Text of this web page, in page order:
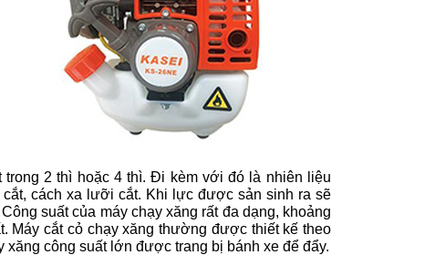
2 thì hoặc 4 thì. Đi kèm với đó là nhiên liệu
cách xa lưỡi cắt. Khi lực được sản sinh ra sẽ
Công suất của máy chạy xăng rất đa dạng, khoảng
Máy cắt cỏ chạy xăng thường được thiết kế theo
công suất lớn được trang bị bánh xe để đẩy.